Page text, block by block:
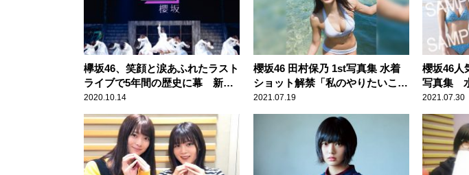
欅坂46、笑顔と涙あふれたラスト
ライブで5年間の歴史に幕 新た
な坂を駆け上がる“櫻坂46”が誕生
2020.10.14
櫻坂46 田村保乃 1st写真集 水着
ショット解禁「私のやりたいこと
を、 たくさん詰めこんでもらい
ました」
2021.07.19
櫻坂46人
写真集
カットの
種解禁
2021.07.30